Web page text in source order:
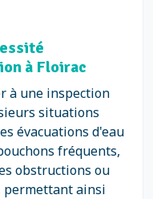
à Floirac
à une inspection
situations
évacuations d'eau
fréquents,
obstructions ou
permettant ainsi